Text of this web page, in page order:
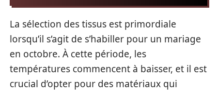
La sélection des tissus est primordiale
lorsqu’il s’agit de s’habiller pour un mariage
en octobre. À cette période, les
températures commencent à baisser, et il est
crucial d’opter pour des matériaux qui